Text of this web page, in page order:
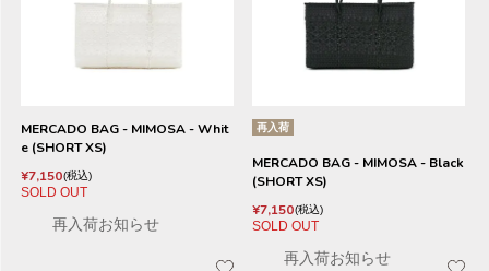
MERCADO BAG - MIMOSA - Whit
e (SHORT XS)
¥7,150 税込
SOLD OUT
再入荷お知らせ
再入荷
MERCADO BAG - MIMOSA - Black
(SHORT XS)
¥7,150 税込
SOLD OUT
再入荷お知らせ